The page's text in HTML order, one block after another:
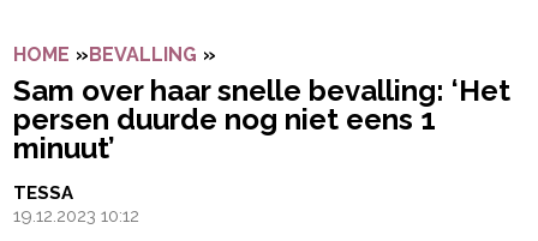
HOME »BEVALLING »
Sam over haar snelle bevalling: ‘Het
persen duurde nog niet eens 1
minuut’
TESSA
19.12.2023 10:12